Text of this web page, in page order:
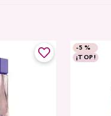
-5 %
¡TOP!